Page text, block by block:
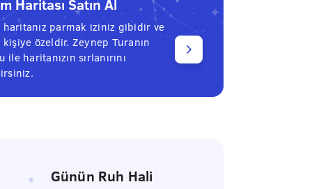
Haritası Satın Al
haritanız parmak iziniz gibidir ve
kişiye özeldir. Zeynep Turanın
ile haritanızın sırlanırını
Günün Ruh Hali